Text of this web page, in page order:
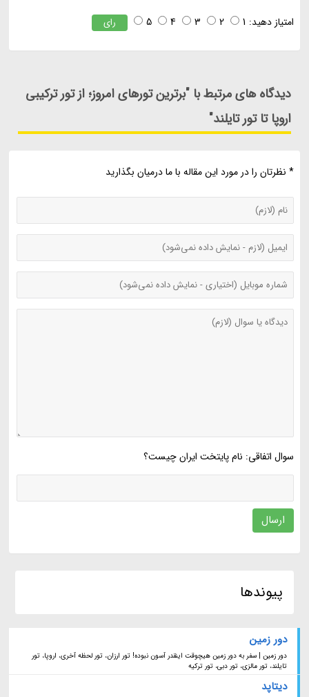
امتیاز دهید: 1
2
3
4
5 رای
دیدگاه های مرتبط با "برترین تورهای امروز؛ از تور ترکیبی
اروپا تا تور تایلند"
* نظرتان را در مورد این مقاله با ما درمیان بگذارید
سوال اتفاقی: نام پایتخت ایران چیست؟
ارسال
پیوندها
دور زمین
دور زمین | سفر به دور زمین هیچوقت اینقدر آسون نبوده! تور ارزان، تور لحظه آخری، اروپا، تور
تایلند، تور مالزی، تور دبی، تور ترکیه
دیتاپد